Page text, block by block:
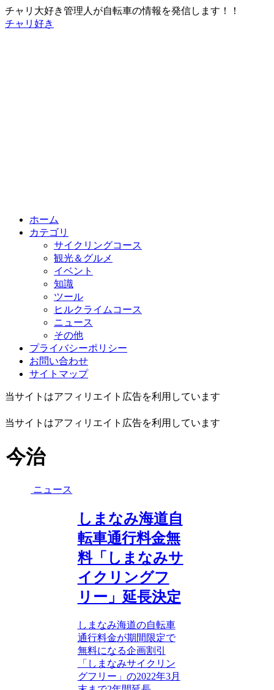
チャリ大好き管理人が自転車の情報を発信します！！
チャリ好き
ホーム
カテゴリ
サイクリングコース
観光＆グルメ
イベント
知識
ツール
ヒルクライムコース
ニュース
その他
プライバシーポリシー
お問い合わせ
サイトマップ
当サイトはアフィリエイト広告を利用しています
当サイトはアフィリエイト広告を利用しています
今治
ニュース
しまなみ海道自
転車通行料金無
料「しまなみサ
イクリングフ
リー」延長決定
しまなみ海道の自転車
通行料金が期間限定で
無料になる企画割引
「しまなみサイクリン
グフリー」の2022年3月